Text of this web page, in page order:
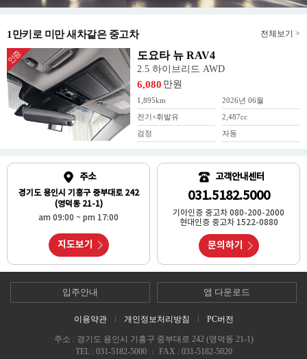
1만키로 미만 새차같은 중고차 전체보기 >
인증 도요타 뉴 RAV4
2.5 하이브리드 AWD
6,080 만원
1,895km
2026년 06월
전기+휘발유
2,487cc
검정
자동
주소
경기도 용인시 기흥구 중부대로 242
(영덕동 21-1)
am 09:00 ~ pm 17:00
지도보기
고객안내센터
031.5182.5000
기아인증 중고차 080-200-2000
현대인증 중고차 1522-0880
문의하기
입주안내 앱 다운로드
이용약관 개인정보처리방침 PC버전
주소 : 경기도 용인시 기흥구 중부대로 242 (영덕동 21-1)
TEL : 031-5182-5000
FAX : 031-5182-5020